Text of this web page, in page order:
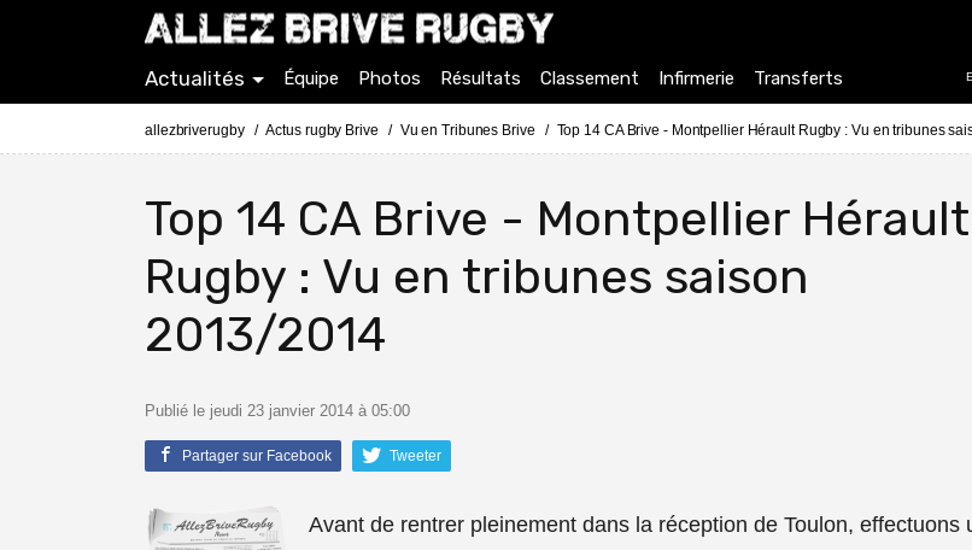
Actualités Équipe Photos Résultats Classement Infirmerie Transferts
allezbriverugby Actus rugby Brive Vu en Tribunes Brive Top 14 CA Brive - Montpellier Hérault Rugby : Vu en tribunes
Top 14 CA Brive - Montpellier Hérault
Rugby : Vu en tribunes saison
2013/2014
Publié le jeudi 23 janvier 2014 à 05:00
Partager sur Facebook Tweeter
Avant de rentrer pleinement dans la réception de Toulon, effectuons